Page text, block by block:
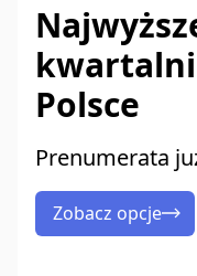
Polsce
Prenumerata
Zobacz opcje